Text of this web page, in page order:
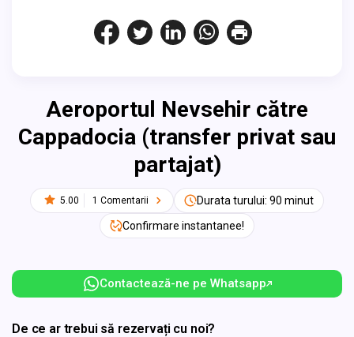
Aeroportul Nevsehir către
Cappadocia (transfer privat sau
partajat)
5.00 1 Comentarii
Durata turului: 90 minut
Confirmare instantanee!
Contactează-ne pe Whatsapp
De ce ar trebui să rezervați cu noi?